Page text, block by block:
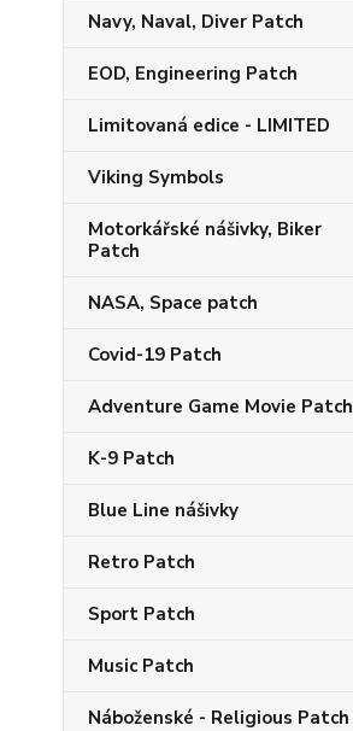
Navy, Naval, Diver Patch
EOD, Engineering Patch
Limitovaná edice - LIMITED
Viking Symbols
Motorkářské nášivky, Biker
Patch
NASA, Space patch
Covid-19 Patch
Adventure Game Movie Patch
K-9 Patch
Blue Line nášivky
Retro Patch
Sport Patch
Music Patch
Náboženské - Religious Patch